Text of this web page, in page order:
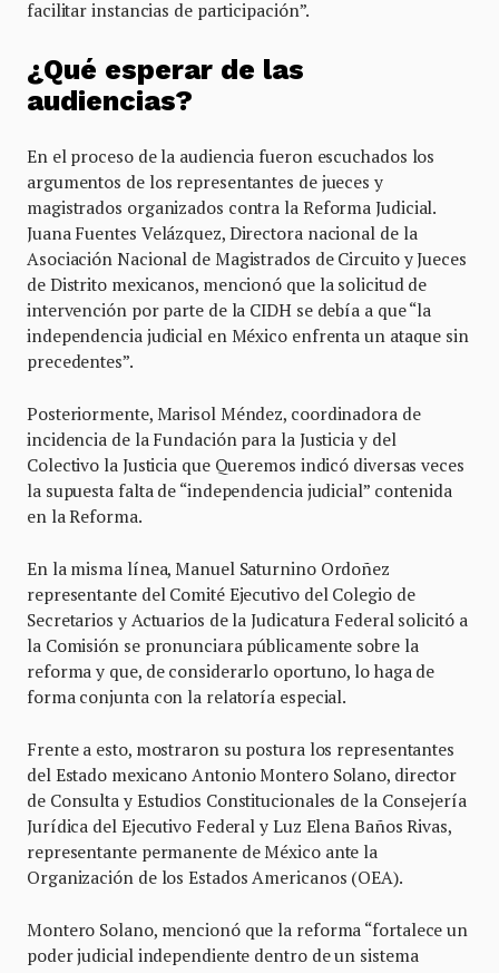
facilitar instancias de participación”.
¿Qué esperar de las
audiencias?
En el proceso de la audiencia fueron escuchados los
argumentos de los representantes de jueces y
magistrados organizados contra la Reforma Judicial.
Juana Fuentes Velázquez, Directora nacional de la
Asociación Nacional de Magistrados de Circuito y Jueces
de Distrito mexicanos, mencionó que la solicitud de
intervención por parte de la CIDH se debía a que “la
independencia judicial en México enfrenta un ataque sin
precedentes”.
Posteriormente, Marisol Méndez, coordinadora de
incidencia de la Fundación para la Justicia y del
Colectivo la Justicia que Queremos indicó diversas veces
la supuesta falta de “independencia judicial” contenida
en la Reforma.
En la misma línea, Manuel Saturnino Ordoñez
representante del Comité Ejecutivo del Colegio de
Secretarios y Actuarios de la Judicatura Federal solicitó a
la Comisión se pronunciara públicamente sobre la
reforma y que, de considerarlo oportuno, lo haga de
forma conjunta con la relatoría especial.
Frente a esto, mostraron su postura los representantes
del Estado mexicano Antonio Montero Solano, director
de Consulta y Estudios Constitucionales de la Consejería
Jurídica del Ejecutivo Federal y Luz Elena Baños Rivas,
representante permanente de México ante la
Organización de los Estados Americanos (OEA).
Montero Solano, mencionó que la reforma “fortalece un
poder judicial independiente dentro de un sistema